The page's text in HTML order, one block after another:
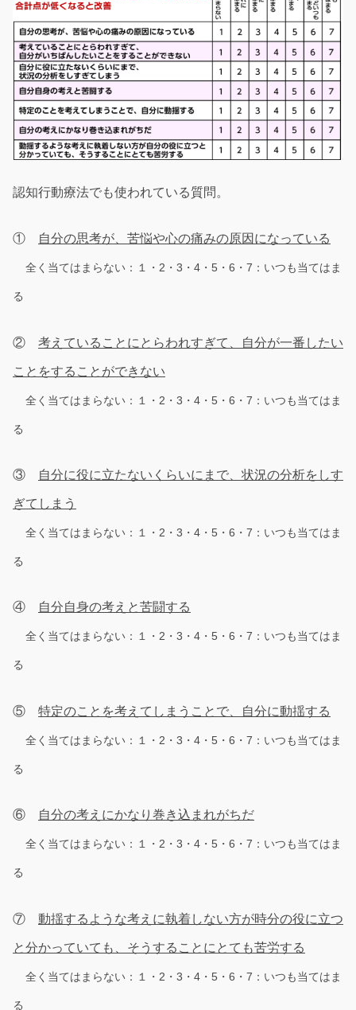
認知行動療法でも使われている質問。
① 自分の思考が、苦悩や心の痛みの原因になっている
全く当てはまらない：１・2・3・4・5・6・7：いつも当てはま
る
② 考えていることにとらわれすぎて、自分が一番したい
ことをすることができない
全く当てはまらない：１・2・3・4・5・6・7：いつも当てはま
る
③ 自分に役に立たないくらいにまで、状況の分析をしす
ぎてしまう
全く当てはまらない：１・2・3・4・5・6・7：いつも当てはま
る
④ 自分自身の考えと苦闘する
全く当てはまらない：１・2・3・4・5・6・7：いつも当てはま
る
⑤ 特定のことを考えてしまうことで、自分に動揺する
全く当てはまらない：１・2・3・4・5・6・7：いつも当てはま
る
⑥ 自分の考えにかなり巻き込まれがちだ
全く当てはまらない：１・2・3・4・5・6・7：いつも当てはま
る
⑦ 動揺するような考えに執着しない方が時分の役に立つ
と分かっていても、そうすることにとても苦労する
全く当てはまらない：１・2・3・4・5・6・7：いつも当てはま
る